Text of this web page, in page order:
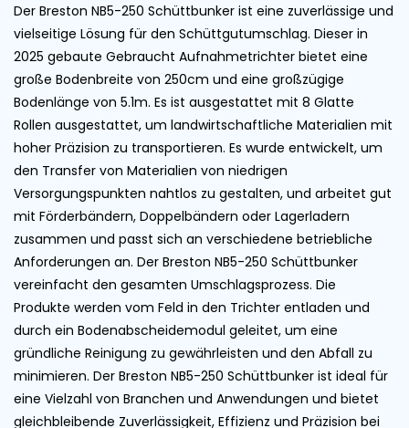
Der Breston NB5-250 Schüttbunker ist eine zuverlässige und
vielseitige Lösung für den Schüttgutumschlag. Dieser in
2025 gebaute Gebraucht Aufnahmetrichter bietet eine
große Bodenbreite von 250cm und eine großzügige
Bodenlänge von 5.1m. Es ist ausgestattet mit 8 Glatte
Rollen ausgestattet, um landwirtschaftliche Materialien mit
hoher Präzision zu transportieren. Es wurde entwickelt, um
den Transfer von Materialien von niedrigen
Versorgungspunkten nahtlos zu gestalten, und arbeitet gut
mit Förderbändern, Doppelbändern oder Lagerladern
zusammen und passt sich an verschiedene betriebliche
Anforderungen an. Der Breston NB5-250 Schüttbunker
vereinfacht den gesamten Umschlagsprozess. Die
Produkte werden vom Feld in den Trichter entladen und
durch ein Bodenabscheidemodul geleitet, um eine
gründliche Reinigung zu gewährleisten und den Abfall zu
minimieren. Der Breston NB5-250 Schüttbunker ist ideal für
eine Vielzahl von Branchen und Anwendungen und bietet
gleichbleibende Zuverlässigkeit, Effizienz und Präzision bei